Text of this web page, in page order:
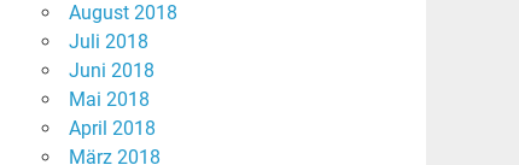
August 2018
Juli 2018
Juni 2018
Mai 2018
April 2018
März 2018